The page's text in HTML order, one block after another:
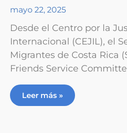
mayo 22, 2025
Desde el Centro por la
Internacional (CEJIL), el
Migrantes de Costa Rica
Friends Service
Leer más »